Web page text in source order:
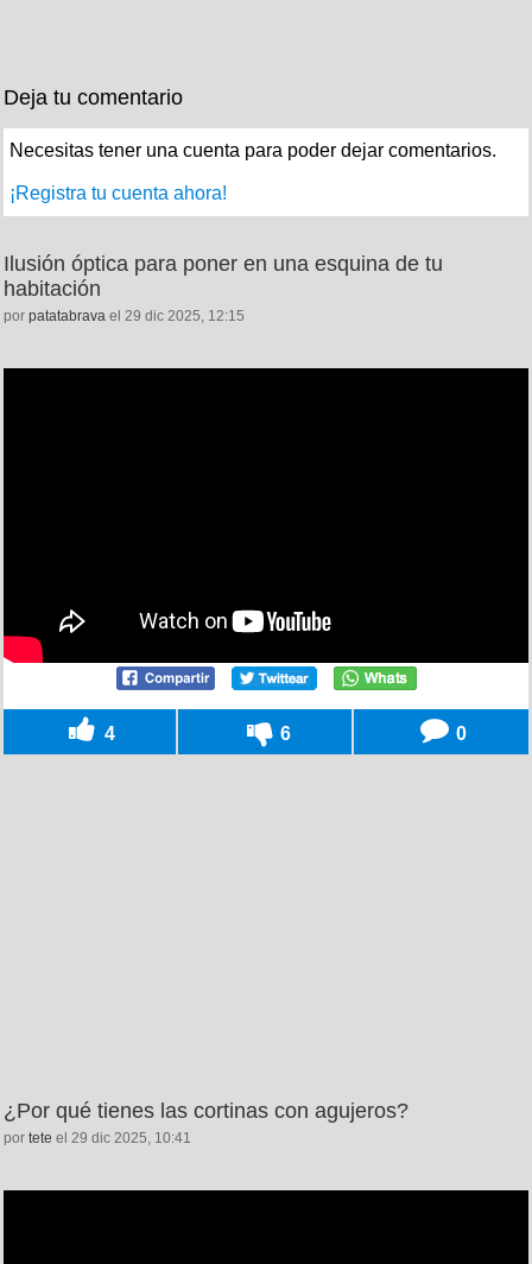
Deja tu comentario
Necesitas tener una cuenta para poder dejar comentarios.
¡Registra tu cuenta ahora!
Ilusión óptica para poner en una esquina de tu
habitación
por patatabrava el 29 dic 2025, 12:15
4 6 0
¿Por qué tienes las cortinas con agujeros?
por tete el 29 dic 2025, 10:41